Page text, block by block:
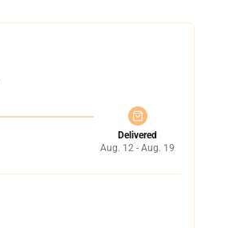
Delivered
Aug. 12 - Aug. 19